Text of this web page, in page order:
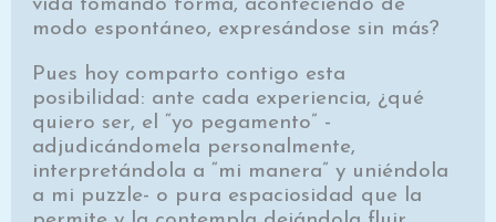
vida tomando forma, aconteciendo de
modo espontáneo, expresándose sin más?
Pues hoy comparto contigo esta
posibilidad: ante cada experiencia, ¿qué
quiero ser, el “yo pegamento” -
adjudicándomela personalmente,
interpretándola a “mi manera” y uniéndola
a mi puzzle- o pura espaciosidad que la